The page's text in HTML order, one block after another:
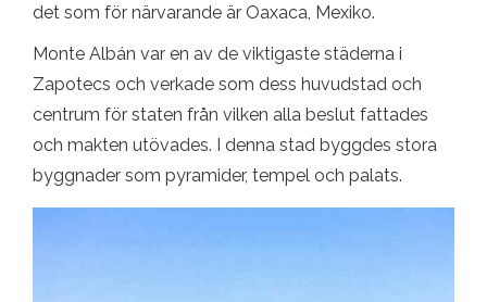
det som för närvarande är Oaxaca, Mexiko.
Monte Albán var en av de viktigaste städerna i
Zapotecs och verkade som dess huvudstad och
centrum för staten från vilken alla beslut fattades
och makten utövades. I denna stad byggdes stora
byggnader som pyramider, tempel och palats.